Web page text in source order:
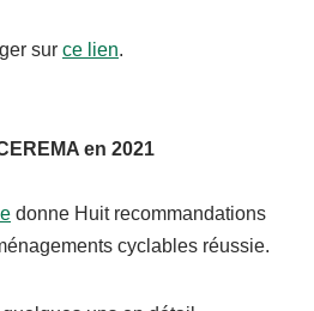
sur ce lien.
en 2021
donne Huit recommandations
cyclables réussie.